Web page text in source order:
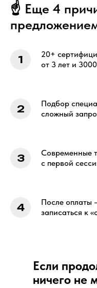
☝️ Еще 4
20+
от 3 лет и
Подбор
сложный
Современные
с первой
После оплаты
записаться к
Если
ничего не